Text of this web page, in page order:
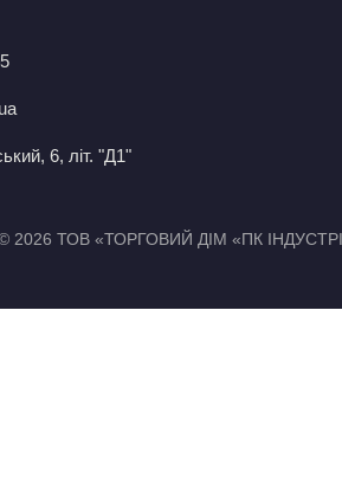
6, літ. "Д1"
2026 ТОВ «ТОРГОВИЙ ДІМ «ПК